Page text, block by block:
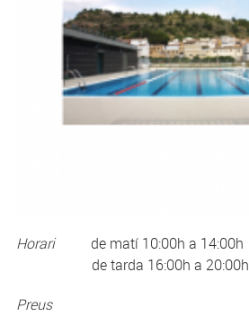
Horaride matí 10:00h a 14:00h
de tarda 16:00h a 20:00h
Preus